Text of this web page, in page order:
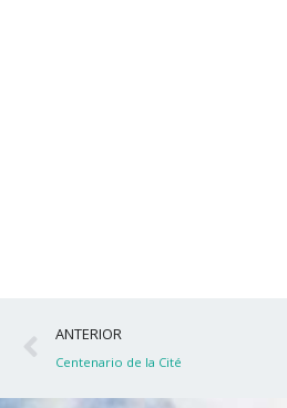
Ant
ANTERIOR
Centenario de la Cité